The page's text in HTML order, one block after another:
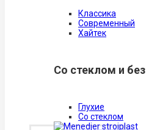
Классика
Современный
Хайтек
Со стеклом и без
Глухие
Со стеклом